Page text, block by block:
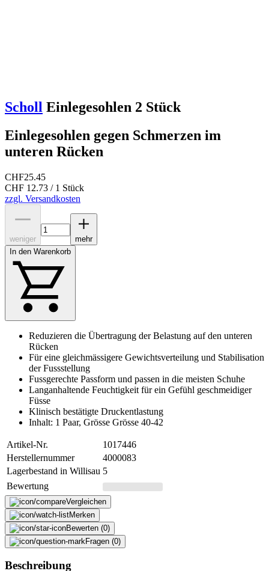
Scholl Einlegesohlen 2 Stück
Einlegesohlen gegen Schmerzen im
unteren Rücken
CHF25.45
CHF 12.73 / 1 Stück
zzgl. Versandkosten
weniger
mehr
In den Warenkorb
Reduzieren die Übertragung der Belastung auf den unteren
Rücken
Für eine gleichmässigere Gewichtsverteilung und Stabilisation
der Fussstellung
Fussgerechte Passform und passen in die meisten Schuhe
Langanhaltende Feuchtigkeit für ein Gefühl geschmeidiger
Füsse
Klinisch bestätigte Druckentlastung
Inhalt: 1 Paar, Grösse Grösse 40-42
Artikel-Nr.
1017446
Herstellernummer
4000083
Lagerbestand in Willisau 5
Bewertung
Vergleichen
Merken
Bewerten (0)
Fragen (0)
Beschreibung